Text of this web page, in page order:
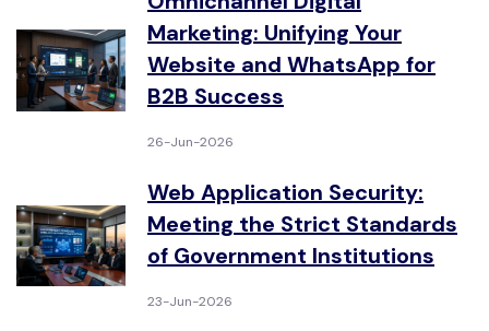
Marketing: Unifying Your
Website and WhatsApp for
B2B Success
26-Jun-2026
Web Application Security:
Meeting the Strict Standards
of Government Institutions
23-Jun-2026